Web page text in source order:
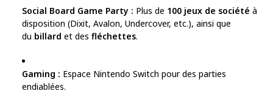
Social Board Game Party : Plus de 100 jeux de société à
disposition (Dixit, Avalon, Undercover, etc.), ainsi que
du billard et desfléchettes.
Gaming : Espace Nintendo Switch pour des parties
endiablées.